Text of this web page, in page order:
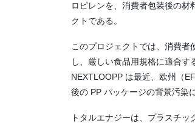
ロピレンを、消費者包装後の材
クトである。
このプロジェクトでは、消費者
し、厳しい食品用規格に適合す
NEXTLOOPP は最近、欧州（
後の PP パッケージの背景汚染
トタルエナジーは、プラスチ